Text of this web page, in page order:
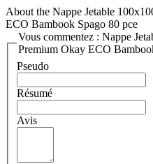
About the Nappe Jetable
ECO Bambook Spago 80 pce
Vous commentez : Nappe Jetable 100x100 en Spunlace
Premium Okay ECO
Pseudo
Résumé
Avis